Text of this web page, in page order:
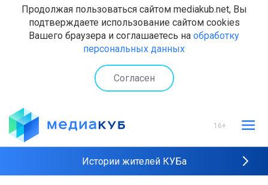
Продолжая пользоваться сайтом mediakub.net, Вы
подтверждаете использование сайтом cookies
Вашего браузера и соглашаетесь на обработку
персональных данных
Согласен
16+
Истории жителей КУБа